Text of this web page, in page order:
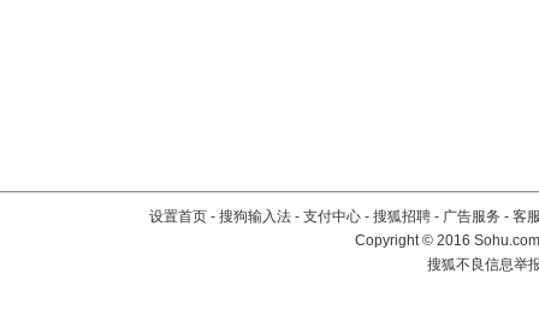
设置首页 - 搜狗输入法 - 支付中心 - 搜狐招聘 - 广告服务 - 客
Copyright©2016
搜狐不良信息举